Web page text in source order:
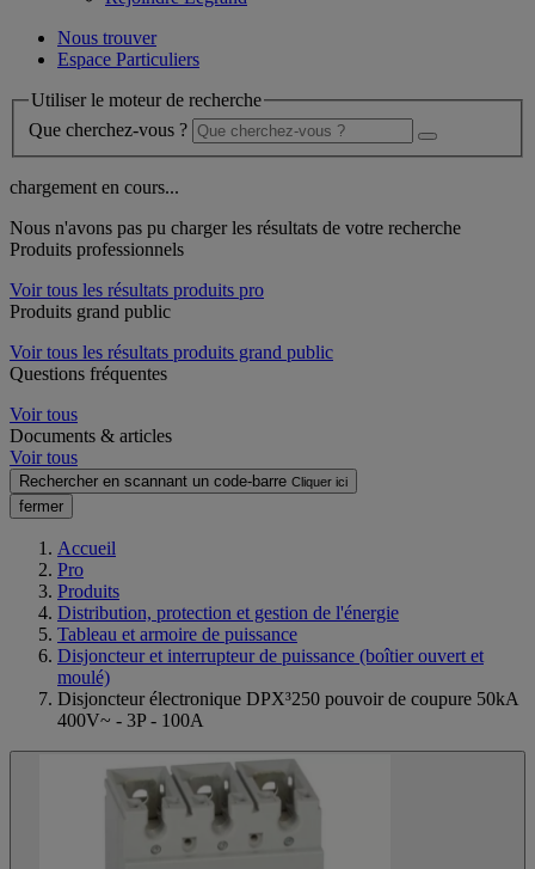
Nous trouver
Espace Particuliers
Utiliser le moteur de recherche
Que cherchez-vous ?
chargement en cours...
Nous n'avons pas pu charger les résultats de votre recherche
Produits professionnels
Voir tous les résultats produits pro
Produits grand public
Voir tous les résultats produits grand public
Questions fréquentes
Voir tous
Documents & articles
Voir tous
Rechercher en scannant un code-barre Cliquer ici
fermer
Accueil
Pro
Produits
Distribution, protection et gestion de l'énergie
Tableau et armoire de puissance
Disjoncteur et interrupteur de puissance (boîtier ouvert et
moulé)
Disjoncteur électronique DPX³250 pouvoir de coupure 50kA
400V~ - 3P - 100A